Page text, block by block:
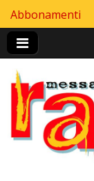
Header Top
Skip to content
Abbonamenti